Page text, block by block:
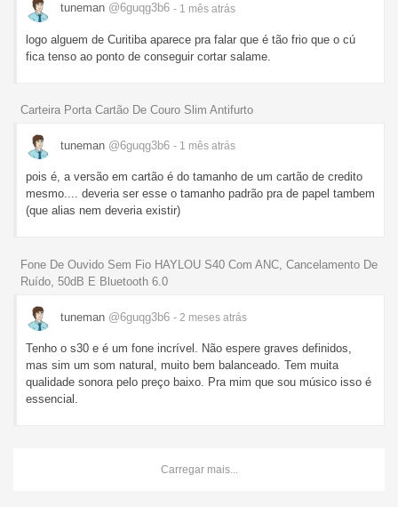
tuneman @6guqg3b6 - 1 mês atrás
logo alguem de Curitiba aparece pra falar que é tão frio que o cú
fica tenso ao ponto de conseguir cortar salame.
Carteira Porta Cartão De Couro Slim Antifurto
tuneman @6guqg3b6 - 1 mês atrás
pois é, a versão em cartão é do tamanho de um cartão de credito
mesmo.... deveria ser esse o tamanho padrão pra de papel tambem
(que alias nem deveria existir)
Fone De Ouvido Sem Fio HAYLOU S40 Com ANC, Cancelamento De
Ruído, 50dB E Bluetooth 6.0
tuneman @6guqg3b6 - 2 meses atrás
Tenho o s30 e é um fone incrível. Não espere graves definidos,
mas sim um som natural, muito bem balanceado. Tem muita
qualidade sonora pelo preço baixo. Pra mim que sou músico isso é
essencial.
Carregar mais...